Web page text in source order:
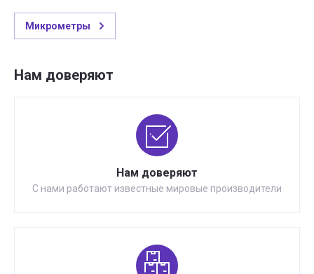
Микрометры
Нам доверяют
Нам доверяют
С нами работают известные мировые производители